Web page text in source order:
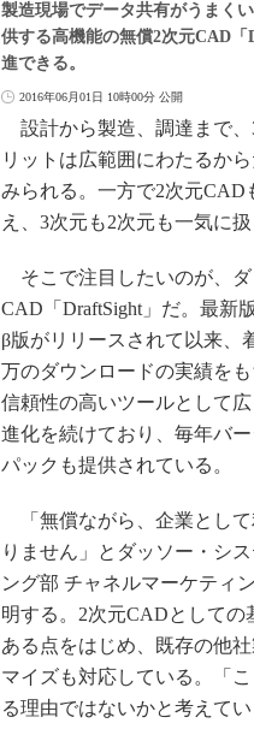
製造現場でデータ共有がうまく
供する高機能の無償2次元CAD
進できる。
2016年06月01日 10時00分 公開
設計から製造、調達まで、
リットは広範囲にわたるか
みられる。一方で2次元CAD
え、3次元も2次元も一気に
そこで注目したいのが、ダ
CAD「DraftSight」だ。最新
β版がリリースされて以来、
万のダウンロードの実績を
信頼性の高いツールとして
進化を続けており、毎年バ
パックも提供されている。
「無償ながら、企業として
りません」とダッソー・シ
ング部 チャネルマーケティ
明する。2次元CADとしての
ある点をはじめ、既存の他
マイズも対応している。「
る理由ではないかと考えてい